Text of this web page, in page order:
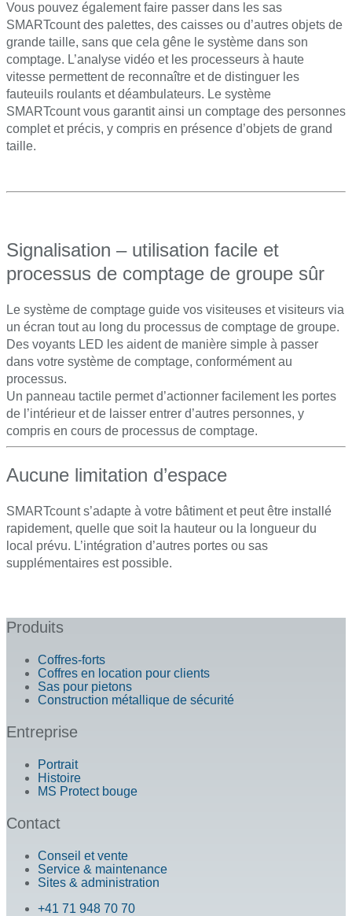
Vous pouvez également faire passer dans les sas
SMARTcount des palettes, des caisses ou d’autres objets de
grande taille, sans que cela gêne le système dans son
comptage. L’analyse vidéo et les processeurs à haute
vitesse permettent de reconnaître et de distinguer les
fauteuils roulants et déambulateurs. Le système
SMARTcount vous garantit ainsi un comptage des personnes
complet et précis, y compris en présence d’objets de grand
taille.
Signalisation – utilisation facile et
processus de comptage de groupe sûr
Le système de comptage guide vos visiteuses et visiteurs via
un écran tout au long du processus de comptage de groupe.
Des voyants LED les aident de manière simple à passer
dans votre système de comptage, conformément au
processus.
Un panneau tactile permet d’actionner facilement les portes
de l’intérieur et de laisser entrer d’autres personnes, y
compris en cours de processus de comptage.
Aucune limitation d’espace
SMARTcount s’adapte à votre bâtiment et peut être installé
rapidement, quelle que soit la hauteur ou la longueur du
local prévu. L’intégration d’autres portes ou sas
supplémentaires est possible.
Produits
Coffres-forts
Coffres en location pour clients
Sas pour pietons
Construction métallique de sécurité
Entreprise
Portrait
Histoire
MS Protect bouge
Contact
Conseil et vente
Service & maintenance
Sites & administration
+41 71 948 70 70